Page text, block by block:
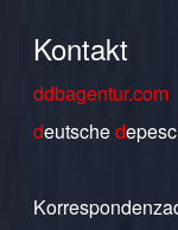
Kontakt
ddbagentur.com
deutsched